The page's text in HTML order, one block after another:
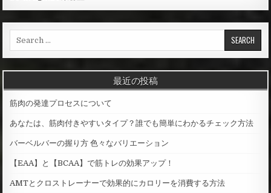
a
r
f
o
:
最近の投稿
筋肉の発達プロセスについて
あなたは、筋肉付きやすいタイプ？誰でも簡単にわかるチェック方法
バーベルバーの握り方 色々なバリエーション
【EAA】と【BCAA】で筋トレの効果アップ！
AMTとクロストレーナーで効果的にカロリーを消費する方法